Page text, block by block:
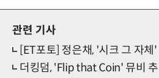
관련 기사
[ET포토] 정은채, '시크 그 자체'
더킹덤, 'Flip that Coin' 뮤비 추가 티